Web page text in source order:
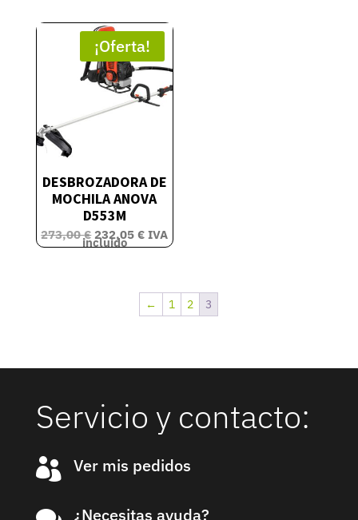
¡Oferta!
DESBROZADORA DE
MOCHILA ANOVA
D553M
273,00€ El
precio
original
232,05€El
precio
actual
IVA
incluido
← 1 2 3
Servicio y contacto:
 Ver mis pedidos
¿Necesitas ayuda?